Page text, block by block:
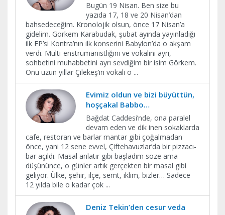
Bugün 19 Nisan. Ben size bu
yazıda 17, 18 ve 20 Nisan’dan
bahsedeceğim. Kronolojik olsun, önce 17 Nisan’a
gidelim. Görkem Karabudak, şubat ayında yayınladığı
ilk EP’si Kontra’nın ilk konserini Babylon’da o akşam
verdi. Multi-enstrümanistliğini ve vokalini ayrı,
sohbetini muhabbetini ayrı sevdiğim bir isim Görkem.
Onu uzun yıllar Çilekeş’in vokali o ...
Evimiz oldun ve bizi büyüttün,
hoşçakal Babbo…
Bağdat Caddesi’nde, ona paralel
devam eden ve dik inen sokaklarda
cafe, restoran ve barlar mantar gibi çoğalmadan
önce, yani 12 sene evvel, Çiftehavuzlar’da bir pizzacı-
bar açıldı. Masal anlatır gibi başladım söze ama
düşününce, o günler artık gerçekten bir masal gibi
geliyor. Ülke, şehir, ilçe, semt, iklim, bizler… Sadece
12 yılda bile o kadar çok ...
Deniz Tekin’den cesur veda